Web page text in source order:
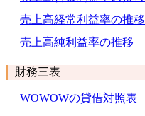
売上高経常利益率の推移
売上高純利益率の推移
財務三表
WOWOWの貸借対照表